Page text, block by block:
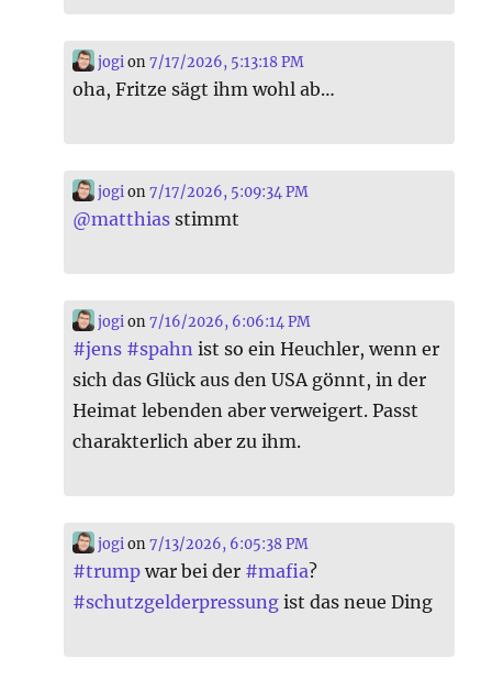
jogion7/17/2026, 5:13:18 PM
oha, Fritze sägt ihm wohl ab…
jogion7/17/2026, 5:09:34 PM
@matthias stimmt
jogion7/16/2026, 6:06:14 PM
#jens #spahn ist so ein Heuchler, wenn er
sich das Glück aus den USA gönnt, in der
Heimat lebenden aber verweigert. Passt
charakterlich aber zu ihm.
jogion7/13/2026, 6:05:38 PM
#trump war bei der #mafia?
#schutzgelderpressung ist das neue Ding